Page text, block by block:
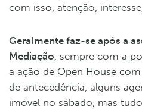
com isso, atenção,
Geralmente faz-se após a
Mediação , sempre com a
a ação de Open House
de antecedência, alguns
imóvel no sábado, mas